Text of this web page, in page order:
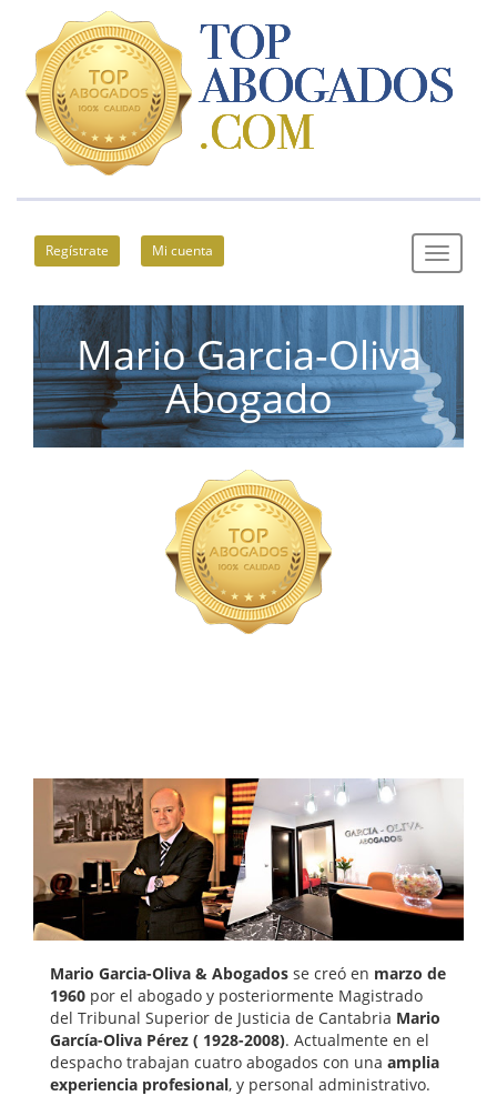
Regístrate Mi cuenta
Mario Garcia-Oliva
Abogado
Mario Garcia-Oliva & Abogados se creó en marzo de
1960 por el abogado y posteriormente Magistrado
del Tribunal Superior de Justicia de Cantabria Mario
García-Oliva Pérez ( 1928-2008). Actualmente en el
despacho trabajan cuatro abogados con una amplia
experiencia profesional, y personal administrativo.